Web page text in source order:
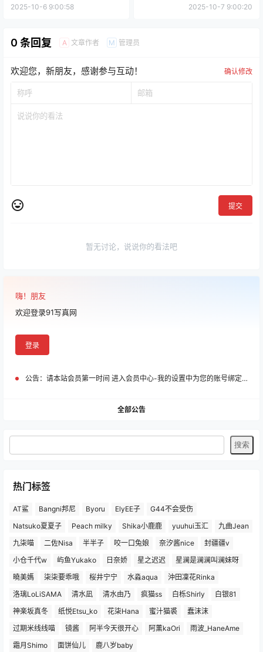
2025-10-6 9:00:58 2025-10-7 9:00:20
0 条回复 A 文章作者 M 管理员
欢迎您，新朋友，感谢参与互动！ 确认修改
提交
暂无讨论，说说你的看法吧
嗨！朋友
欢迎登录91写真网
登录
公告： 请本站会员第一时间 进入会员中心-我的设置中为您的账号绑定邮箱!
全部公告
热门标签
AT鲨 Bangni邦尼 Byoru ElyEE子
G44不会受伤
Natsuko夏夏子
Peach milky Shika小鹿鹿 yuuhui玉汇
九曲Jean
九柒喵
二佐Nisa 半半子 咬一口兔娘 奈汐酱nice
封疆疆v
小仓千代w
屿鱼Yukako 日奈娇 星之迟迟
星澜是澜澜叫澜妹呀
曉美媽
柒柒要乖哦 桜井宁宁 水淼aqua
沖田凜花Rinka
洛璃LoLiSAMA
清水凪 清水由乃 疯猫ss 白栎Shirly
白银81
神楽坂真冬
纸悦Etsu_ko 花柒Hana 蜜汁猫裘
蠢沫沫
过期米线线喵
镜酱 阿半今天很开心 阿薰kaOri
雨波_HaneAme
霜月Shimo
面饼仙儿 鹿八岁baby